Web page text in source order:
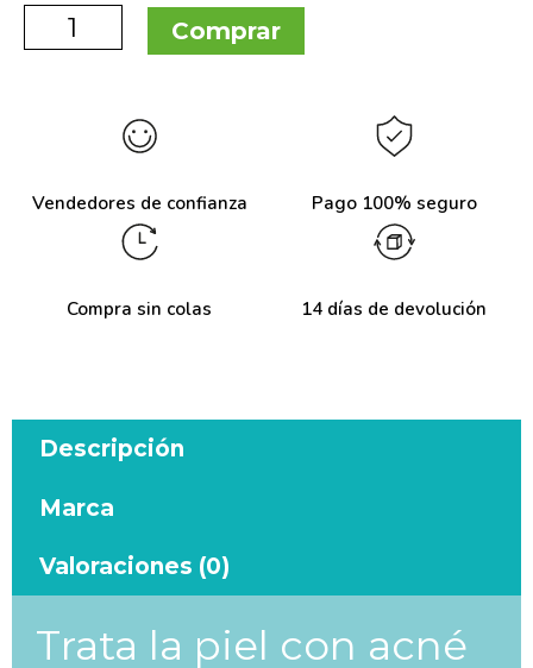
Comprar
Vendedores de confianza Pago 100% seguro
Compra sin colas 14 días de devolución
Descripción
Marca
Valoraciones (0)
Trata la piel con acné